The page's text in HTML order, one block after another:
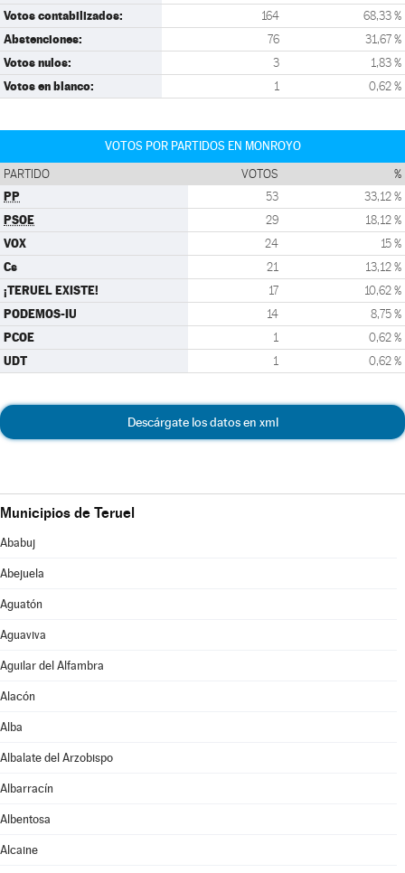
Votos contabilizados: 164 68,33 %
Abstenciones: 76 31,67 %
Votos nulos: 3 1,83 %
Votos en blanco: 1 0,62 %
VOTOS POR PARTIDOS EN MONROYO
PARTIDO VOTOS %
PP 53 33,12 %
PSOE 29 18,12 %
VOX 24 15 %
Cs 21 13,12 %
¡TERUEL EXISTE! 17 10,62 %
PODEMOS-IU 14 8,75 %
PCOE 1 0,62 %
UDT 1 0,62 %
Descárgate los datos en xml
Municipios de Teruel
Ababuj
Abejuela
Aguatón
Aguaviva
Aguilar del Alfambra
Alacón
Alba
Albalate del Arzobispo
Albarracín
Albentosa
Alcaine